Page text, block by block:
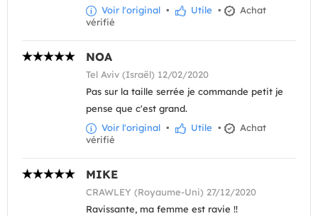
Voir l'original • Utile •
Achat
vérifié
NOA
Tel Aviv (Israël) 12/02/2020
Pas sur la taille serrée je commande petit je
pense que c'est grand.
Voir l'original • Utile •
Achat
vérifié
MIKE
CRAWLEY (Royaume-Uni) 27/12/2020
Ravissante, ma femme est ravie !!